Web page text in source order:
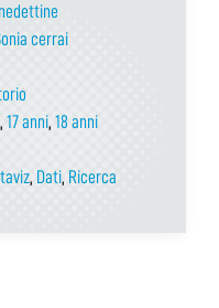
cerrai
, 17 anni, 18 anni
, Dati, Ricerca